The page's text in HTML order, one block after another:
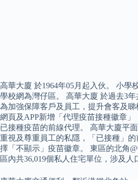
高華大廈 於1964年05月起入伙。 小學
學校網為灣仔區。 高華大廈 於過去3年
為加強保障客戶及員工，提升會客及
網頁及APP新增「代理疫苗接種徽章」
已接種疫苗的前線代理。 高華大廈平
重視及尊重員工的私隱，「已接種」
擇「不顯示」疫苗徽章。 東區的北角@
區內共36,019個私人住宅單位，涉及人